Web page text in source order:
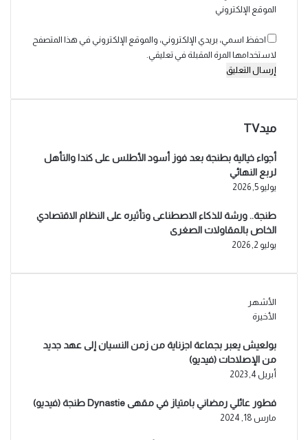
الموقع الإلكتروني
احفظ اسمي، بريدي الإلكتروني، والموقع الإلكتروني في هذا المتصفح
لاستخدامها المرة المقبلة في تعليقي.
ميدTV
أجواء خيالية بطنجة بعد فوز أسود الأطلس على كندا والتأهل
لربع النهائي
يوليو 5, 2026
طنجة.. ورشة للذكاء الاصطناعى وتأثيره على النظام الاقتصادي
الخاص بالمقاولات الصغرى
يوليو 2, 2026
الأشهر
الأخيرة
بولعيش يعبر بجماعة اجزناية من زمن النسيان إلى عهد جديد
من الإصلاحات (فيديو)
أبريل 4, 2023
فطور عائلي رمضاني بامتياز في مقهى Dynastie طنجة (فيديو)
مارس 18, 2024